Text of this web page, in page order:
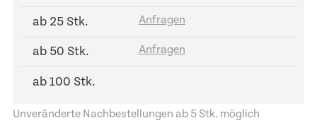
ab 25 Stk.
ab 50 Stk.
ab 100 Stk.
Unveränderte Nachbestellungen ab 5 Stk. möglich